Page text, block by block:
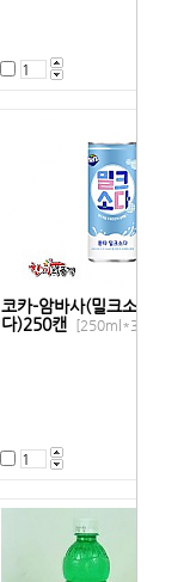
코카-암바사(밀크소
다)250캔
[250ml*30캔]